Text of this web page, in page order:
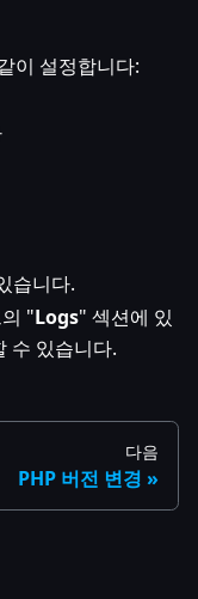
이 설정합니다:
습니다.
"Logs" 섹션에 있
수 있습니다.
다음
PHP 버전 변경